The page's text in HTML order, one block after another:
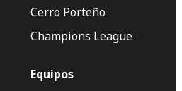
Cerro Porteño
Champions League
Equipos